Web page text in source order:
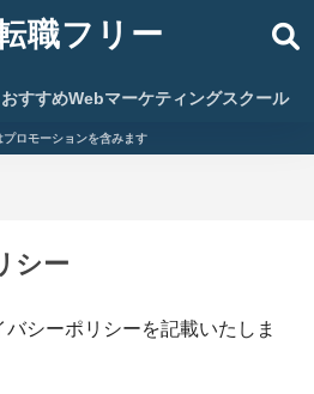
職フリー
おすすめWebマーケティングスクール
プロモーションを含みます
シー
シーポリシーを記載いたしま